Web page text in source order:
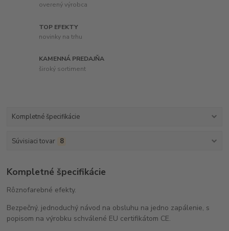
overený výrobca
TOP EFEKTY
novinky na trhu
KAMENNÁ PREDAJŇA
široký sortiment
Kompletné špecifikácie
Súvisiaci tovar 8
Kompletné špecifikácie
Rôznofarebné efekty.
Bezpečný, jednoduchý návod na obsluhu na jedno zapálenie, s
popisom na výrobku schválené EU certifikátom CE.